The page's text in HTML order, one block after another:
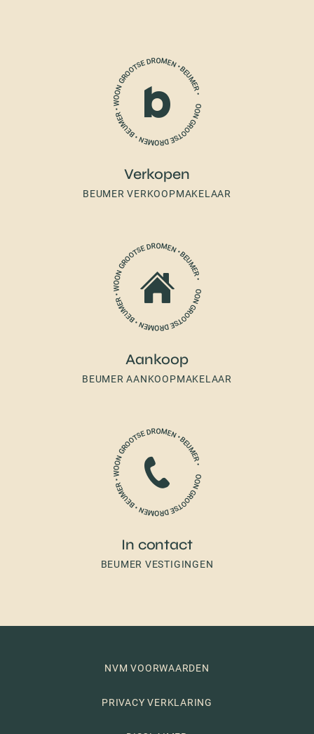
Verkopen
BEUMER VERKOOPMAKELAAR
Aankoop
BEUMER AANKOOPMAKELAAR
In contact
BEUMER VESTIGINGEN
NVM VOORWAARDEN
PRIVACY VERKLARING